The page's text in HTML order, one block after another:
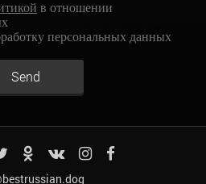
в отношении
персональных данных
Send